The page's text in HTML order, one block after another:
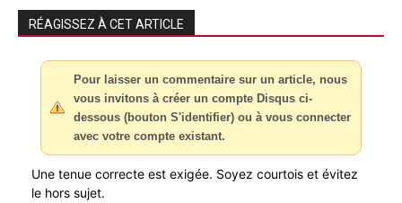
RÉAGISSEZ À CET ARTICLE
Pour laisser un commentaire sur un article, nous
vous invitons à créer un compte Disqus ci-
dessous (bouton S'identifier) ou à vous connecter
avec votre compte existant.
Une tenue correcte est exigée. Soyez courtois et évitez
le hors sujet.